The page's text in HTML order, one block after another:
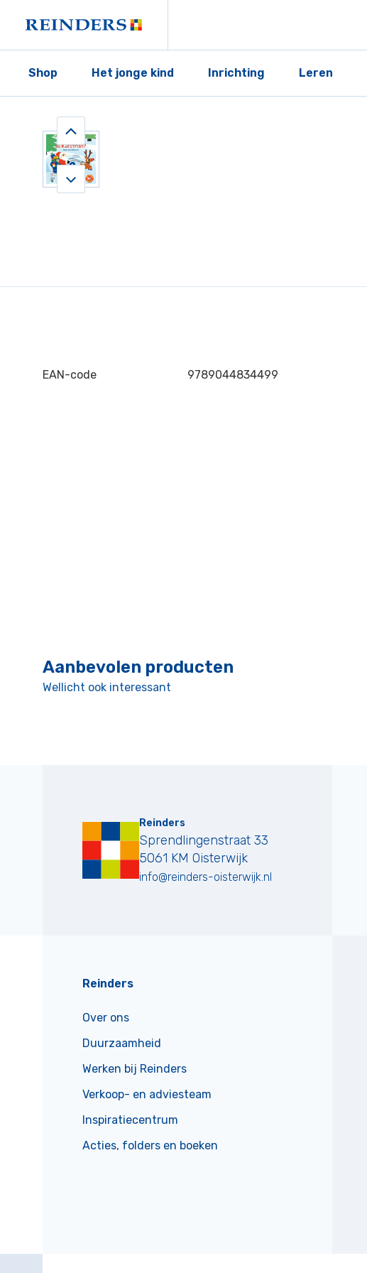
Shop Het jonge kind Inrichting Leren
EAN-code 9789044834499
Aanbevolen producten
Wellicht ook interessant
Reinders
Sprendlingenstraat 33
5061 KM Oisterwijk
info@reinders-oisterwijk.nl
Reinders
Over ons
Duurzaamheid
Werken bij Reinders
Verkoop- en adviesteam
Inspiratiecentrum
Acties, folders en boeken